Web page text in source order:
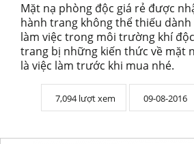
Mặt nạ phòng độc giá rẻ được
hành trang không thể thiếu
làm việc trong môi trường khí
trang bị những kiến thức về mặt
là việc làm trước khi mua nhé.
7,094 lượt xem 09-08-2016